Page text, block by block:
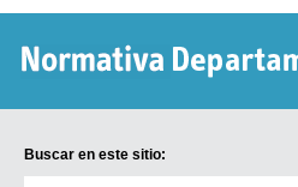
Buscar en este sitio: